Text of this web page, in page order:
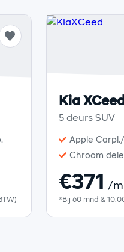
Kia XCeed
5 deurs SUV
Apple
Chroom
€371 /
*Bij 60 mnd &